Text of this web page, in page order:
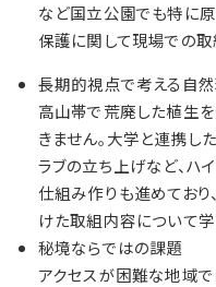
など国立公園でも特に
保護に関して現場での
長期的視点で考える自
高山帯で荒廃した植生
きません。大学と連携し
ラブの立ち上げなど、
仕組み作りも進めてお
けた取組内容について学
秘境ならではの課題
アクセスが困難な地域